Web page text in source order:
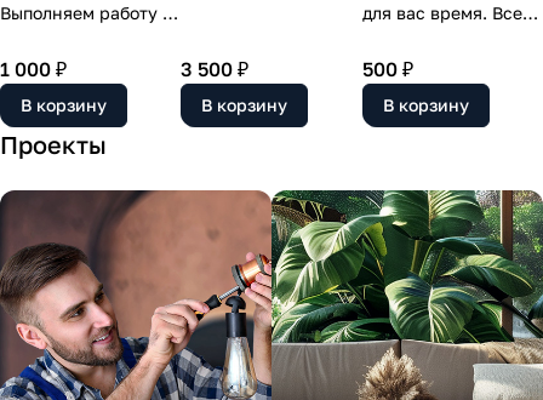
Выполняем работу в
обговариваем
удобное время.
Делаем все
аккуратно и по
согласованию с
1 000 ₽
В корзину
уборку, и вы
принимаете заказ
уже в чистом
3 500 ₽
В корзину
для вас время. Все
уборкой помещения
— вам не придется
тратить силы на то,
чтобы привести
500 ₽
В корзину
Проекты